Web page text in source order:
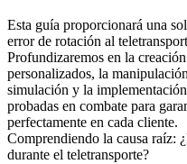
Esta guía proporcionará una
error de rotación al
Profundizaremos en la
personalizados, la
simulación y la
probadas en combate para
perfectamente en cada cliente.
Comprendiendo la causa raíz:
durante el teletransporte?